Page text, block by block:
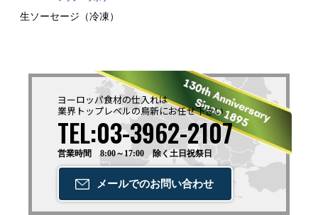
生ソーセージ（冷凍）
ヨーロッパ食材の仕入れは
業界トップレベルの鳥新にお任せ下さい
TEL:03-3962-2107
営業時間 8:00～17:00 除く土日祝祭日
メールでのお問い合わせ